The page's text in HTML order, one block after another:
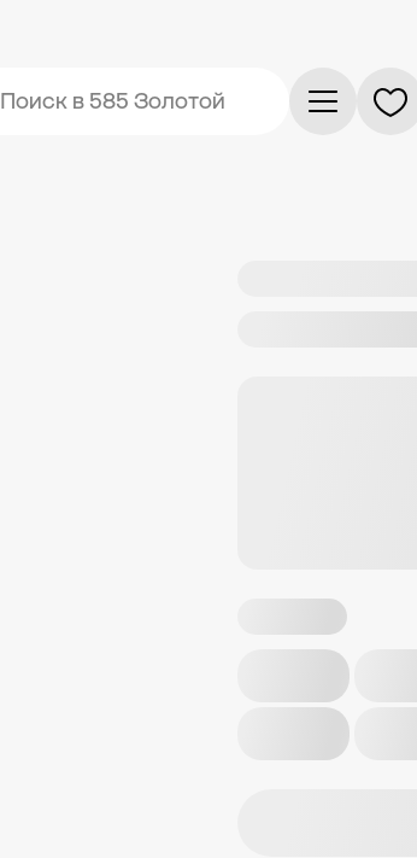
Поиск в 585 Золотой